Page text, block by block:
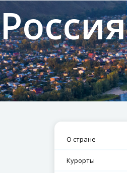
Россия
О стране
Курорты